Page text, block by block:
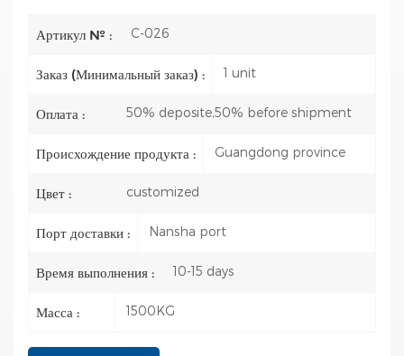
Артикул № : C-026
Заказ (Минимальный заказ) : 1 unit
Оплата : 50% deposite,50% before shipment
Происхождение продукта : Guangdong province
Цвет : customized
Порт доставки : Nansha port
Время выполнения : 10-15 days
Масса : 1500KG